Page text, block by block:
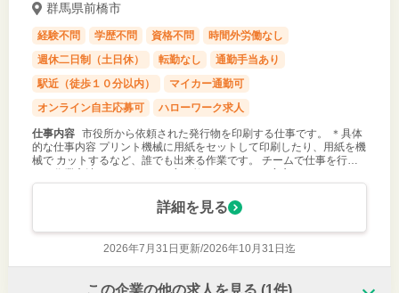
群馬県前橋市
経験不問 学歴不問 資格不問
時間外労働なし
週休二日制（土日休）
転勤なし
通勤手当あり
駅近（徒歩１０分以内）
マイカー通勤可
オンライン自主応募可
ハローワーク求人
仕事内容 市役所から依頼された発行物を印刷する仕事です。 ＊具体
的な仕事内容 プリント機械に用紙をセットして印刷したり、用紙を機
械で カットするなど、誰でも出来る作業です。 チームで仕事を行
※未経験者大歓
詳細を見る
2026年7月31日更新/2026年10月31日迄
この企業の他の求人を見る (1件)